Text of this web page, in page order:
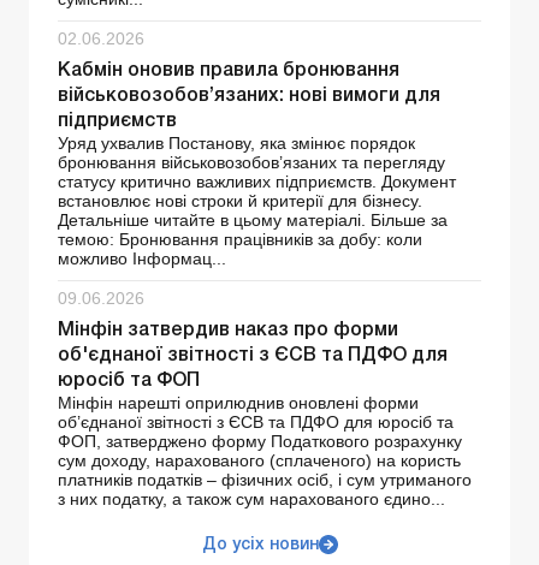
02.06.2026
Кабмін оновив правила бронювання
військовозобов’язаних: нові вимоги для
підприємств
Уряд ухвалив Постанову, яка змінює порядок
бронювання військовозобов’язаних та перегляду
статусу критично важливих підприємств. Документ
встановлює нові строки й критерії для бізнесу.
Детальніше читайте в цьому матеріалі. Більше за
темою: Бронювання працівників за добу: коли
можливо Інформац...
09.06.2026
Мінфін затвердив наказ про форми
об'єднаної звітності з ЄСВ та ПДФО для
юросіб та ФОП
Мінфін нарешті оприлюднив оновлені форми
об’єднаної звітності з ЄСВ та ПДФО для юросіб та
ФОП, затверджено форму Податкового розрахунку
сум доходу, нарахованого (сплаченого) на користь
платників податків – фізичних осіб, і сум утриманого
з них податку, а також сум нарахованого єдино...
До усіх новин